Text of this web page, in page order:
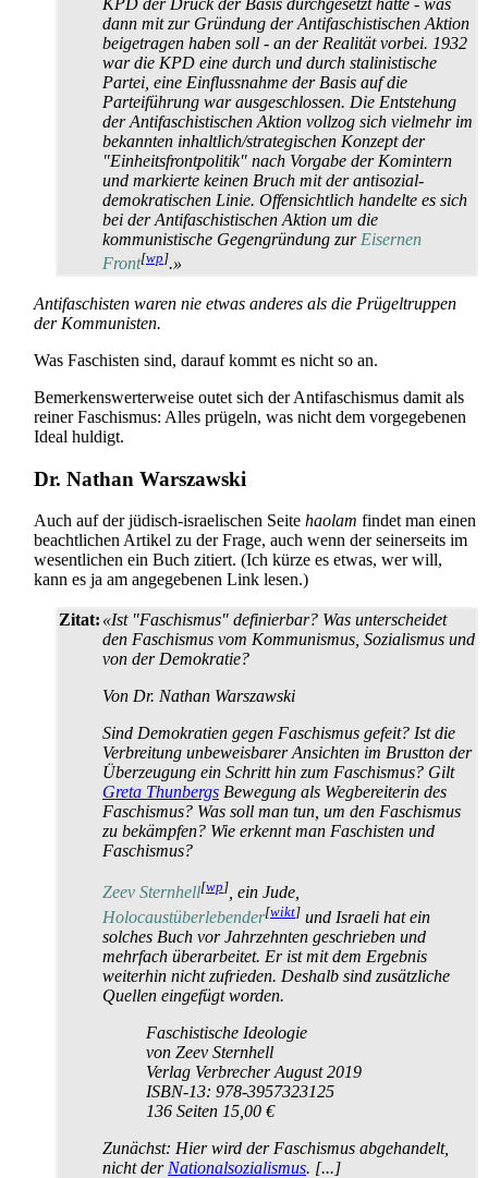
dann mit zur Gründung der Anti­faschistischen Aktion
beigetragen haben soll - an der Realität vorbei. 1932
war die KPD eine durch und durch stalinistische
Partei, eine Einflussnahme der Basis auf die
Parteiführung war ausgeschlossen. Die Entstehung
der Anti­faschistischen Aktion vollzog sich vielmehr im
bekannten inhaltlich/strategischen Konzept der
"Einheitsfront­politik" nach Vorgabe der Komintern
und markierte keinen Bruch mit der anti­sozial­
demokratischen Linie. Offensichtlich handelte es sich
bei der Anti­faschistischen Aktion um die
kommunistische Gegen­gründung zur Eisernen
Front[wp].»
Antifaschisten waren nie etwas anderes als die Prügeltruppen
der Kommunisten.
Was Faschisten sind, darauf kommt es nicht so an.
Bemerkenswerterweise outet sich der Antifaschismus damit als
reiner Faschismus: Alles prügeln, was nicht dem vorgegebenen
Ideal huldigt.
Dr. Nathan Warszawski
Auch auf der jüdisch-israelischen Seite haolam findet man einen
beachtlichen Artikel zu der Frage, auch wenn der seinerseits im
wesentlichen ein Buch zitiert. (Ich kürze es etwas, wer will,
kann es ja am angegebenen Link lesen.)
Zitat: «Ist "Faschismus" definierbar? Was unterscheidet
den Faschismus vom Kommunismus, Sozialismus und
von der Demokratie?
Von Dr. Nathan Warszawski
Sind Demokratien gegen Faschismus gefeit? Ist die
Verbreitung unbeweisbarer Ansichten im Brustton der
Überzeugung ein Schritt hin zum Faschismus? Gilt
Greta Thunbergs Bewegung als Wegbereiterin des
Faschismus? Was soll man tun, um den Faschismus
zu bekämpfen? Wie erkennt man Faschisten und
Faschismus?
Zeev Sternhell[wp], ein Jude,
Holocaustüberlebender[wikt] und Israeli hat ein
solches Buch vor Jahrzehnten geschrieben und
mehrfach überarbeitet. Er ist mit dem Ergebnis
weiterhin nicht zufrieden. Deshalb sind zusätzliche
Quellen eingefügt worden.
Faschistische Ideologie
von Zeev Sternhell
Verlag Verbrecher August 2019
ISBN-13: 978-3957323125
136 Seiten 15,00 €
Zunächst: Hier wird der Faschismus abgehandelt,
nicht der Nationalsozialismus. [...]